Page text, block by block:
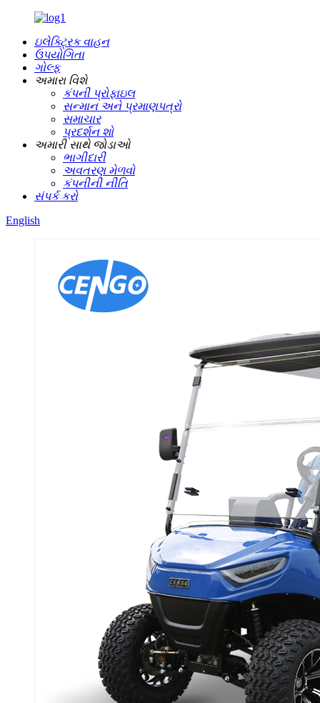
ઇલેક્ટ્રિક વાહન
ઉપયોગિતા
ગોલ્ફ
અમારા વિશે
કંપની પ્રોફાઇલ
સન્માન અને પ્રમાણપત્રો
સમાચાર
પ્રદર્શન શો
અમારી સાથે જોડાઓ
ભાગીદારી
અવતરણ મેળવો
કંપનીની નીતિ
સંપર્ક કરો
English